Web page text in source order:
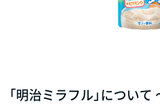
「明治ミラフル」について